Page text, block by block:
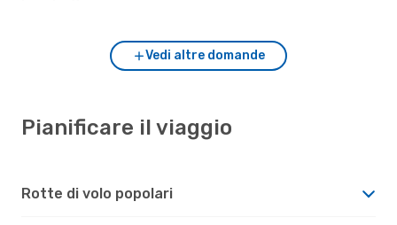
Vedi altre domande
Pianificare il viaggio
Rotte di volo popolari